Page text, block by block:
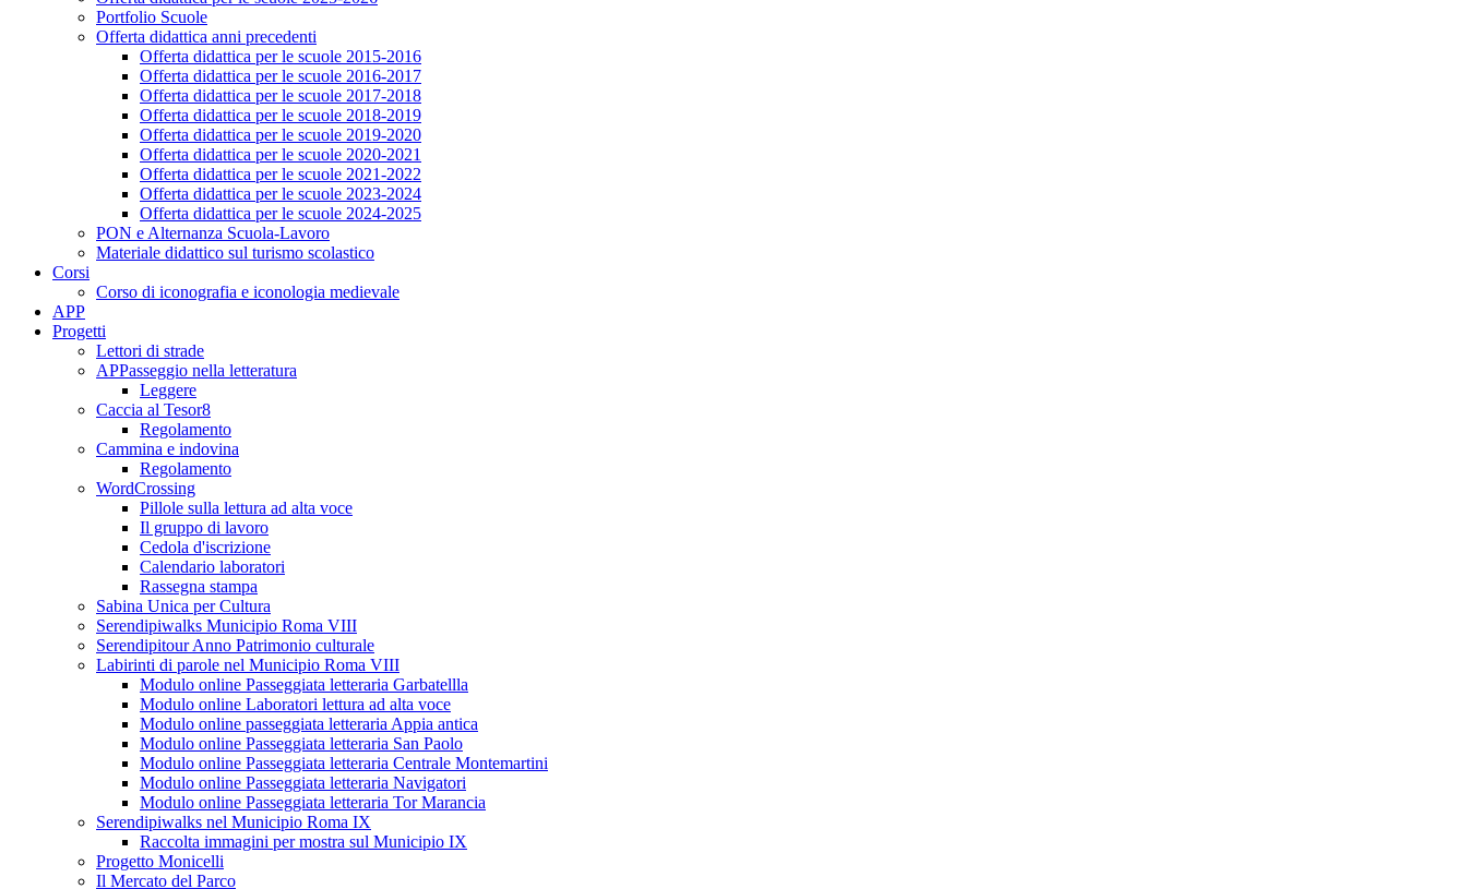
Portfolio Scuole
Offerta didattica anni precedenti
Offerta didattica per le scuole 2015-2016
Offerta didattica per le scuole 2016-2017
Offerta didattica per le scuole 2017-2018
Offerta didattica per le scuole 2018-2019
Offerta didattica per le scuole 2019-2020
Offerta didattica per le scuole 2020-2021
Offerta didattica per le scuole 2021-2022
Offerta didattica per le scuole 2023-2024
Offerta didattica per le scuole 2024-2025
PON e Alternanza Scuola-Lavoro
Materiale didattico sul turismo scolastico
Corsi
Corso di iconografia e iconologia medievale
APP
Progetti
Lettori di strade
APPasseggio nella letteratura
Leggere
Caccia al Tesor8
Regolamento
Cammina e indovina
Regolamento
WordCrossing
Pillole sulla lettura ad alta voce
Il gruppo di lavoro
Cedola d'iscrizione
Calendario laboratori
Rassegna stampa
Sabina Unica per Cultura
Serendipiwalks Municipio Roma VIII
Serendipitour Anno Patrimonio culturale
Labirinti di parole nel Municipio Roma VIII
Modulo online Passeggiata letteraria Garbatellla
Modulo online Laboratori lettura ad alta voce
Modulo online passeggiata letteraria Appia antica
Modulo online Passeggiata letteraria San Paolo
Modulo online Passeggiata letteraria Centrale Montemartini
Modulo online Passeggiata letteraria Navigatori
Modulo online Passeggiata letteraria Tor Marancia
Serendipiwalks nel Municipio Roma IX
Raccolta immagini per mostra sul Municipio IX
Progetto Monicelli
Il Mercato del Parco